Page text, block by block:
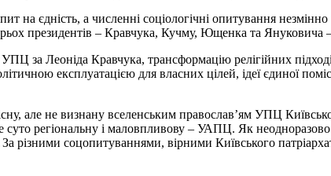
єдність, а численні соціологічні опитування
президентів – Кравчука, Кучму, Ющенка та Януковича
за Леоніда Кравчука, трансформацію релігійних
експлуатацією для власних цілей, ідеї єдиної
але не визнану вселенським православ’ям УПЦ
суто регіональну і маловпливову – УАПЦ. Як
соцопитуваннями, вірними Київського